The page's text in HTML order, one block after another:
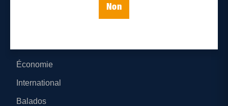
Non
Économie
International
Balados